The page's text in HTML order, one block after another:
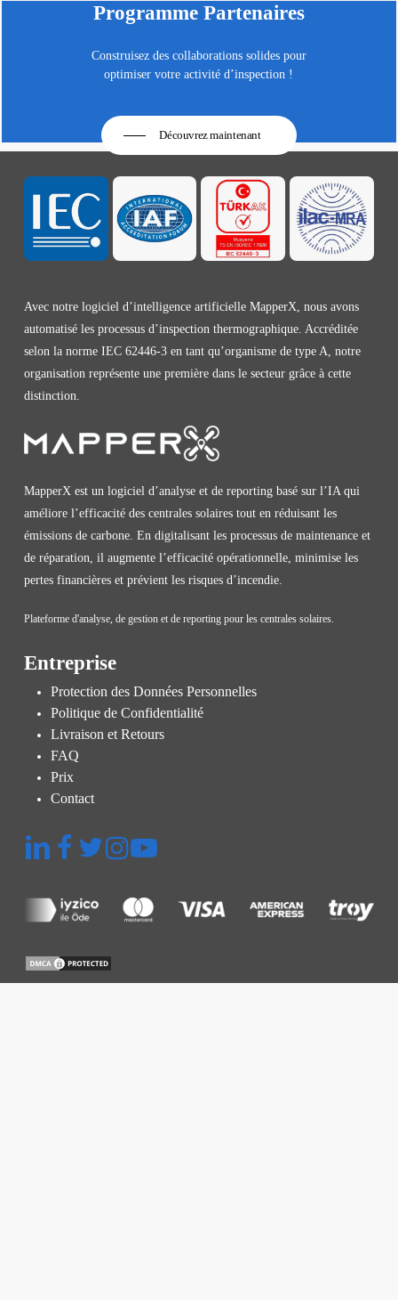
Programme Partenaires
Construisez des collaborations solides pour
optimiser votre activité d’inspection !
Découvrez maintenant
Avec notre logiciel d’intelligence artificielle MapperX, nous avons
automatisé les processus d’inspection thermographique. Accréditée
selon la norme IEC 62446-3 en tant qu’organisme de type A, notre
organisation représente une première dans le secteur grâce à cette
distinction.
MapperX est un logiciel d’analyse et de reporting basé sur l’IA qui
améliore l’efficacité des centrales solaires tout en réduisant les
émissions de carbone. En digitalisant les processus de maintenance et
de réparation, il augmente l’efficacité opérationnelle, minimise les
pertes financières et prévient les risques d’incendie.
Plateforme d'analyse, de gestion et de reporting pour les centrales solaires.
Entreprise
Protection des Données Personnelles
Politique de Confidentialité
Livraison et Retours
FAQ
Prix
Contact